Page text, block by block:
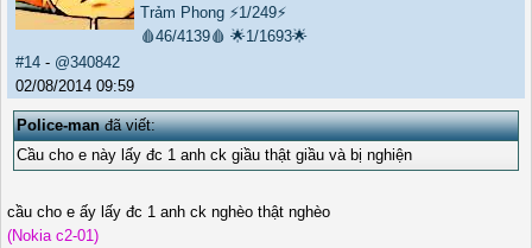
Trảm Phong ⚡1/249⚡
🩸46/4139🩸 🌟1/1693🌟
#14 - @340842
02/08/2014 09:59
Police-manđã viết:
Cầu cho e này lấy đc 1 anh ck giầu thật giầu và bị nghiện
cầu cho e ấy lấy đc 1 anh ck nghèo thật nghèo
(Nokia c2-01)